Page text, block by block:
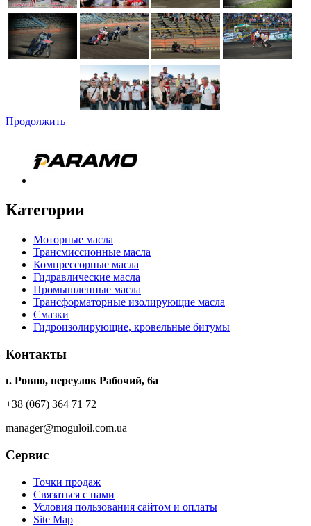
Продолжить
Категории
Моторные масла
Трансмиссионные масла
Компрессорные масла
Гидравлические масла
Промышленные масла
Трансформаторные изолирующие масла
Смазки
Гидроизолирующие, кровельные битумы
Контакты
г. Ровно, переулок Рабочий, 6а
+38 (067) 364 71 72
manager@moguloil.com.ua
Сервис
Точки продаж
Связаться с нами
Условия пользования сайтом и оплаты
Site Map